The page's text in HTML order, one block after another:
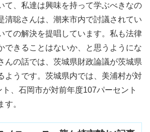
て、私達は興味を持って学ぶべきなの
清聡さんは、潮来市内で討議されてい
ての解決を提唱しています。私も法律
できることはないか、と思うようにな
んの話では、茨城県財政論議が茨城県
ようです。茨城県内では、美浦村が対
、石岡市が対前年度107パーセント
す。